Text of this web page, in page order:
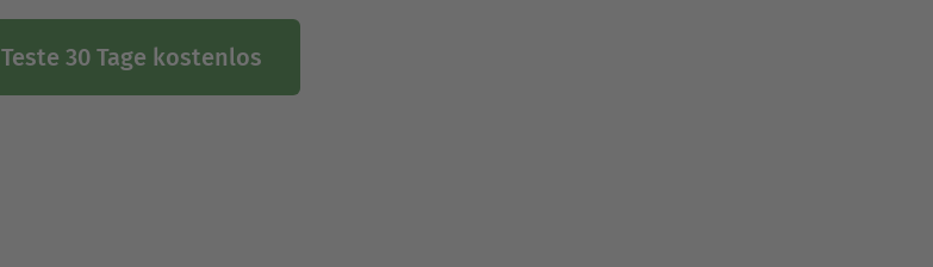
Teste 30 Tage kostenlos